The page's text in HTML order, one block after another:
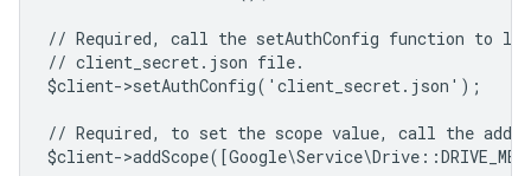
// Required, call the setAuthConfig function to
// client_secret.json file.
$client->setAuthConfig('client_secret.json');
// Required, to set the scope value, call the
$client-